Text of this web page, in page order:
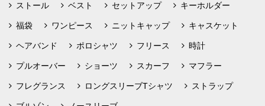
ストール ベスト セットアップ キーホルダー
福袋 ワンピース ニットキャップ キャスケット
ヘアバンド ポロシャツ フリース 時計
プルオーバー ショーツ スカーフ マフラー
フレグランス ロングスリーブTシャツ ストラップ